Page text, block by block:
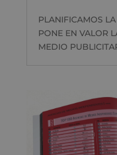
PLANIFICAMOS
PONE EN VALOR
MEDIO